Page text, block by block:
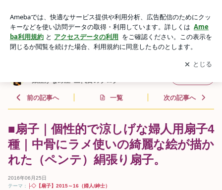
綺麗な絵が描かれた（ペンテ）絹張り扇子。 | べっ甲かんざ
し･髪飾り･和装小物の専門店｜銀座かなめ屋･三代目のブログ
アプリをダウンロードして ブログの更新通知
を受け取りまし
ょう。
開く
銀座かなめ屋･三代目のブログ
前の記事へ 一覧 次の記事へ
■扇子｜個性的で涼しげな婦人用扇子4
種｜中骨にラメ使いの綺麗な絵が描か
れた（ペンテ）絹張り扇子。
2016年06月25日
テーマ：
├◇【扇子】2015～16（婦人/紳士）